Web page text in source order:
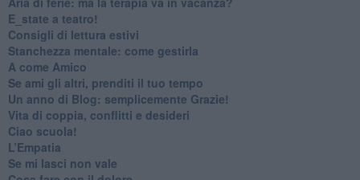
​E_state a teatro!
​Consigli di lettura estivi
​Stanchezza mentale: come gestirla
​A come Amico
​Se ami gli altri, prenditi il tuo tempo
​Un anno di Blog: semplicemente Grazie!
​Vita di coppia, conflitti e desideri
​Ciao scuola!
​L’Empatia
​Se mi lasci non vale